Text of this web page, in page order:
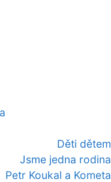
Děti dětem
Jsme jedna rodina
Petr Koukal a Kometa